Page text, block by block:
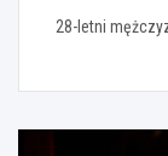
28-letni